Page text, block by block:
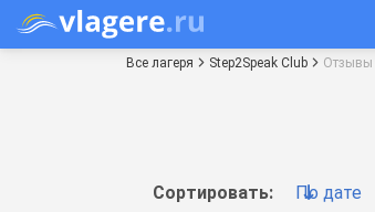
Все лагеря Step2Speak Club Отзывы
Сортировать: По дате